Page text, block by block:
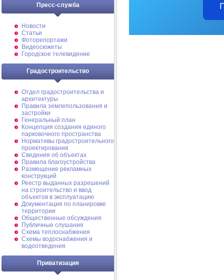
Пресс-служба
Новости
Статьи
Фоторепортажи
Видеосюжеты
Городское телевидение
Градостроительство
Отдел градостроительства и
архитектуры
Правила землепользования и
застройки
Генеральный план
Концепция создания единого
парковочного пространства
Нормативы градостроительного
проектирования
Сведения об объектах
Правила благоустройства
Размещение рекламных
конструкций
Реестр выданных разрешений
на строительство и ввод
объектов в эксплуатацию
Документация по планировке
территории
Общественные обсуждения
Публичные слушания
Схема теплоснабжения
Схемы водоснабжения и
водоотведения
Приватизация